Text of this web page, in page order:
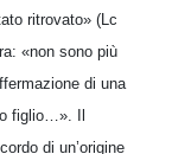
ritrovato» (Lc
«non sono più
di una
figlio…». Il
di un’origine